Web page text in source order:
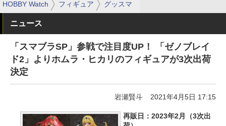
HOBBY Watch フィギュア グッスマ
ニュース
「スマブラSP」参戦で注目度UP！ 「ゼノブレイ
ド2」よりホムラ・ヒカリのフィギュアが3次出荷
決定
岩瀬賢斗 2021年4月5日 17:15
再販日：2023年2月（3次出